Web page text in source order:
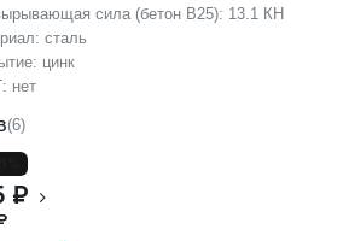
сила (бетон B25): 13.1 КН
сталь
цинк
нет
(6)
₽